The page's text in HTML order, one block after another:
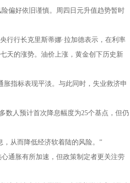
偏好依旧谨慎。周四日元升值趋势暂时
行行长克里斯蒂娜·拉加德表示，在利率
天的涨势。油价上涨，黄金创下历史新
指标表现平淡。与此同时，失业救济申
数人预计首次降息幅度为25个基点，但仍
，从而降低经济软着陆的风险。”
通胀有所加速，但政策制定者更关注劳